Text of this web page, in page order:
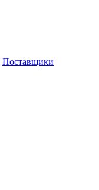
Поставщики